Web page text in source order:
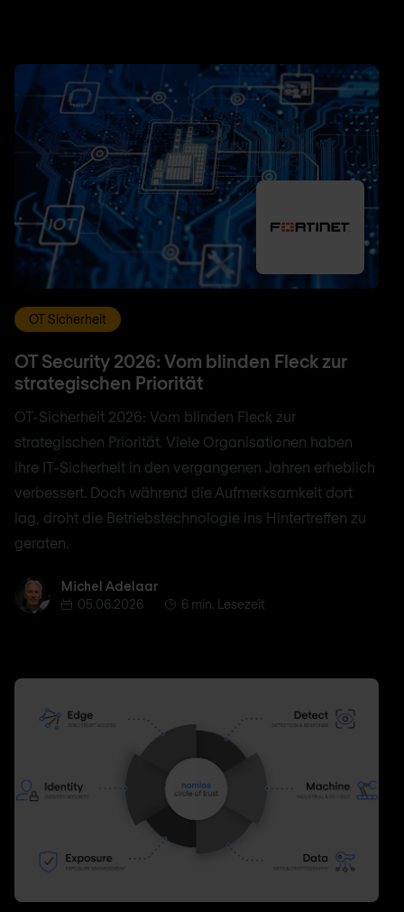
OT Sicherheit
OT Security 2026: Vom blinden Fleck zur
strategischen Priorität
OT-Sicherheit 2026: Vom blinden Fleck zur
strategischen Priorität. Viele Organisationen haben
ihre IT-Sicherheit in den vergangenen Jahren erheblich
verbessert. Doch während die Aufmerksamkeit dort
lag, droht die Betriebstechnologie ins Hintertreffen zu
geraten.
Michel Adelaar
Michel Adelaar
05.06.2026
6 min. Lesezeit